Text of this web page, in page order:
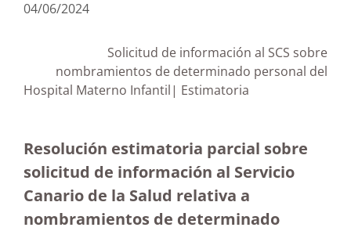
04/06/2024
Solicitud de información al SCS sobre
nombramientos de determinado personal del
Hospital Materno Infantil| Estimatoria
Resolución estimatoria parcial sobre
solicitud de información al Servicio
Canario de la Salud relativa a
nombramientos de determinado